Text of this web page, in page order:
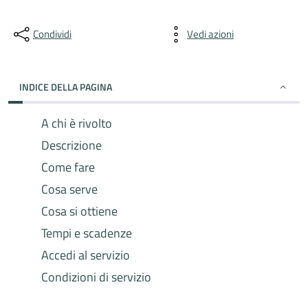
Condividi Vedi azioni
INDICE DELLA PAGINA
A chi è rivolto
Descrizione
Come fare
Cosa serve
Cosa si ottiene
Tempi e scadenze
Accedi al servizio
Condizioni di servizio